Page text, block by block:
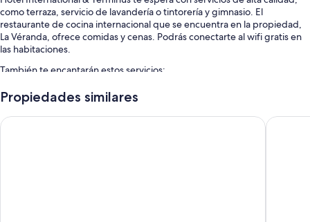
como terraza, servicio de lavandería o tintorería y gimnasio. El
restaurante de cocina internacional que se encuentra en la propiedad,
La Véranda, ofrece comidas y cenas. Podrás conectarte al wifi gratis en
las habitaciones.
También te encantarán estos servicios:
Desayuno buffet (con cargo), recepción disponible las 24 horas y
elevador
No se permite fumar en la propiedad, periódicos gratis y personal
Propiedades similares
Hotel Suisse Hotel